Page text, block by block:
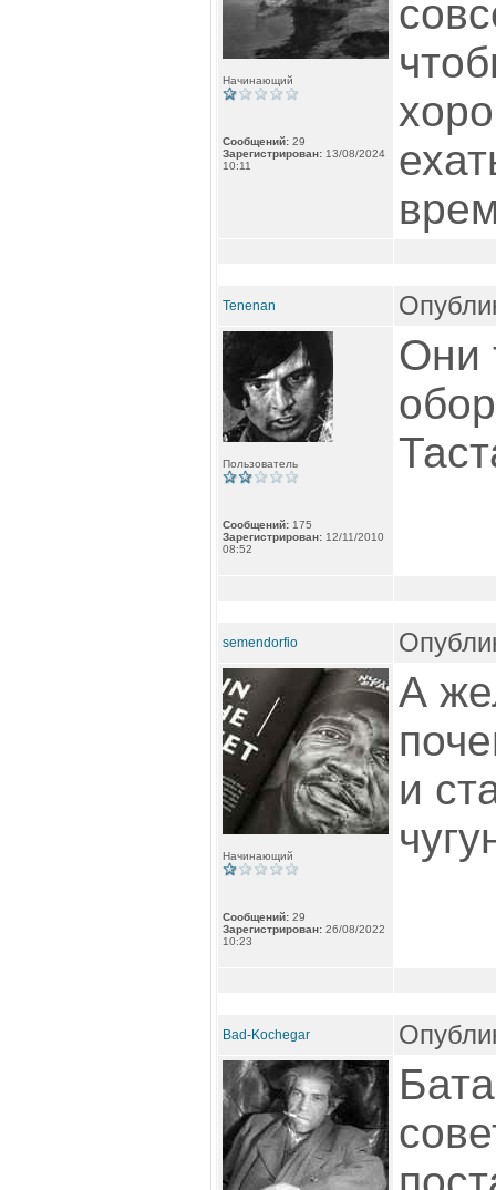
Начинающий
Сообщений: 29
Зарегистрирован: 13/08/2024
10:11
Tenenan
Пользователь
Сообщений: 175
Зарегистрирован: 12/11/2010
08:52
Они
semendorfio
Начинающий
Сообщений: 29
Зарегистрирован: 26/08/2022
10:23
А
и
Bad-Kochegar